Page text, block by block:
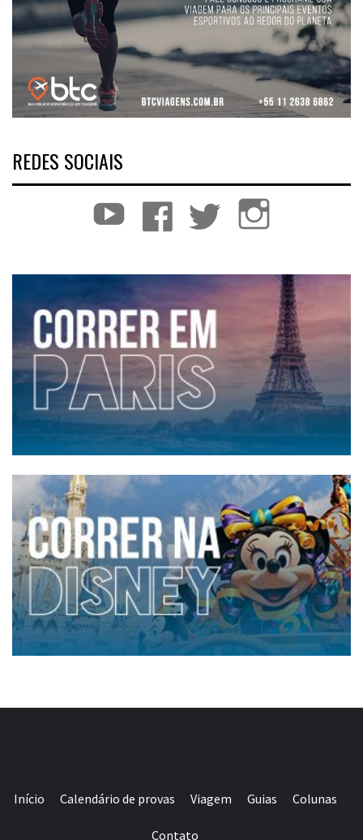
REDES SOCIAIS
YouTube Facebook Twitter
Início Calendário de provas Viagem Guias Colunas
Contato